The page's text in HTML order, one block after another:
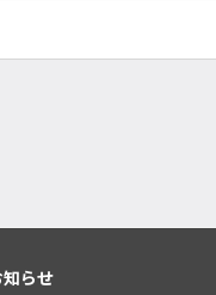
知らせ